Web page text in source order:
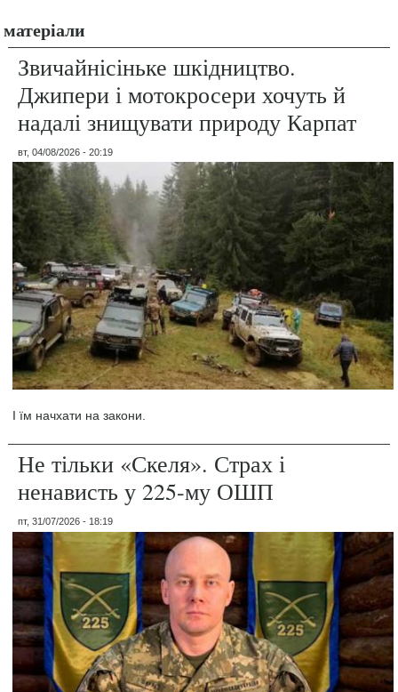
матеріали
Звичайнісіньке шкідництво.
Джипери і мотокросери хочуть й
надалі знищувати природу Карпат
вт, 04/08/2026 - 20:19
І їм начхати на закони.
Не тільки «Скеля». Страх і
ненависть у 225-му ОШП
пт, 31/07/2026 - 18:19